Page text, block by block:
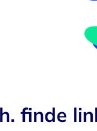
finde